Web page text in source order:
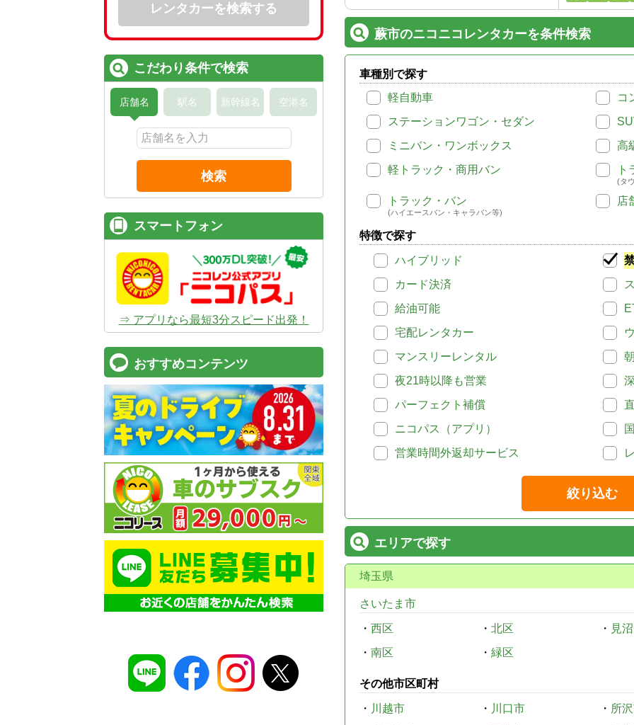
蕨市のニコニコレンタカーを条件検索
車種別で探す
軽自動車
コ
ステーションワゴン・セダン
ミニバン・ワンボックス
高
軽トラック・商用バン
ト
(タ
トラック・バン
(ハイエースバン・キャラバン等)
店
特徴で探す
ハイブリッド
カード決済
給油可能
宅配レンタカー
マンスリーレンタル
夜21時以降も営業
パーフェクト補償
ニコパス（アプリ）
営業時間外返却サービス
絞り込む
エリアで探す
埼玉県
さいたま市
・ 西区 ・ 北区 ・ 見
・ 南区 ・ 緑区
その他市区町村
・ 川越市 ・ 川口市 ・ 所
レンタカーを検索する
こだわり条件で検索
店舗名 駅名 新幹線名 空港名
検索
スマートフォン
⇒ アプリなら最短3分スピード出発！
おすすめコンテンツ